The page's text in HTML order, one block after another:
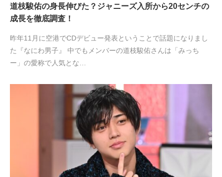
道枝駿佑の身長伸びた？ジャニーズ入所から20センチの
成長を徹底調査！
昨年11月に空港でCDデビュー発表ということで話題になりまし
た『なにわ男子』 中でもメンバーの道枝駿佑さんは「みっち
ー」の愛称で人気とな…